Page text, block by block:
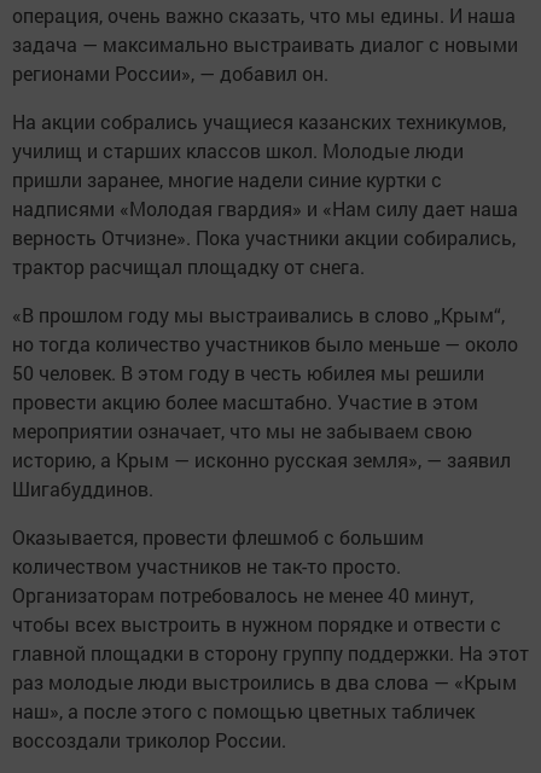
операция, очень важно сказать, что мы едины. И наша
задача — максимально выстраивать диалог с новыми
регионами России», — добавил он.
На акции собрались учащиеся казанских техникумов,
училищ и старших классов школ. Молодые люди
пришли заранее, многие надели синие куртки с
надписями «Молодая гвардия» и «Нам силу дает наша
верность Отчизне». Пока участники акции собирались,
трактор расчищал площадку от снега.
«В прошлом году мы выстраивались в слово „Крым“,
но тогда количество участников было меньше — около
50 человек. В этом году в честь юбилея мы решили
провести акцию более масштабно. Участие в этом
мероприятии означает, что мы не забываем свою
историю, а Крым — исконно русская земля», — заявил
Шигабуддинов.
Оказывается, провести флешмоб с большим
количеством участников не так-то просто.
Организаторам потребовалось не менее 40 минут,
чтобы всех выстроить в нужном порядке и отвести с
главной площадки в сторону группу поддержки. На этот
раз молодые люди выстроились в два слова — «Крым
наш», а после этого с помощью цветных табличек
воссоздали триколор России.